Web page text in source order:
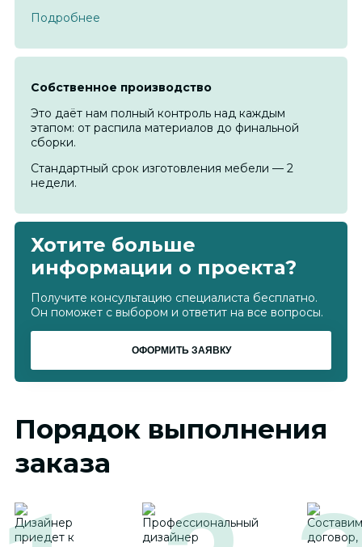
Подробнее
Cобственное производство
Это даёт нам полный контроль над каждым
этапом: от распила материалов до финальной
сборки.
Стандартный срок изготовления мебели — 2
недели.
Хотите больше
информации о проекта?
Получите консультацию специалиста бесплатно.
Он поможет с выбором и ответит на все вопросы.
Порядок выполнения
заказа